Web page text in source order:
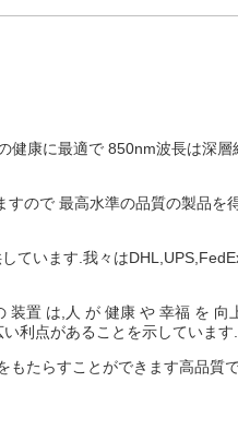
康に最適で 850nm波長は深
ので 最高水準の品質の製品
ています.我々は
置 は,人 が 健康 や 幸福 を
利点があることを示しています.
たらすことができます高品